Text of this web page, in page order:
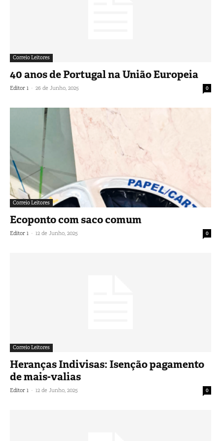
Correio Leitores
40 anos de Portugal na União Europeia
Editor 1 - 26 de Junho, 2025 0
Correio Leitores
Ecoponto com saco comum
Editor 1 - 12 de Junho, 2025 0
Correio Leitores
Heranças Indivisas: Isenção pagamento
de mais-valias
Editor 1 - 12 de Junho, 2025 0